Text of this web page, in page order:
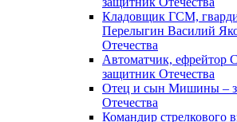
Кладовщик ГСМ,
Перелыгин Василий
Отечества
Автоматчик, ефрейтор
защитник Отечества
Отец и сын Мишины –
Отечества
Командир стрелкового